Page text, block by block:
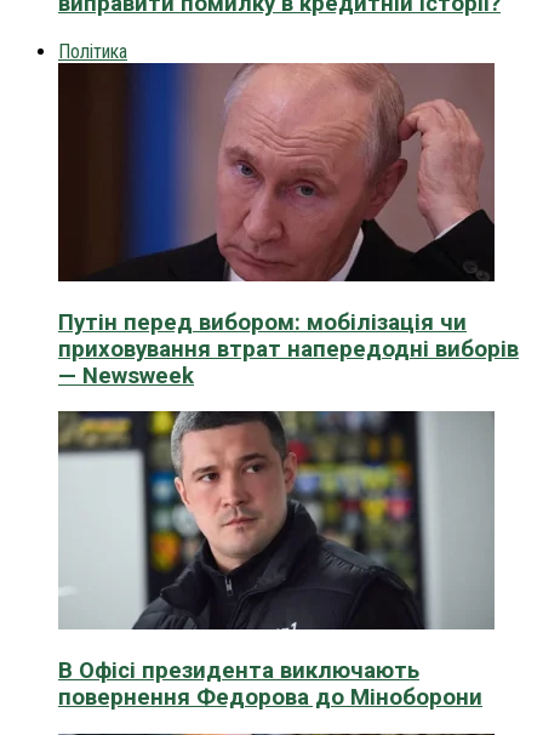
Політика
Путін перед вибором: мобілізація чи
приховування втрат напередодні виборів
— Newsweek
В Офісі президента виключають
повернення Федорова до Міноборони